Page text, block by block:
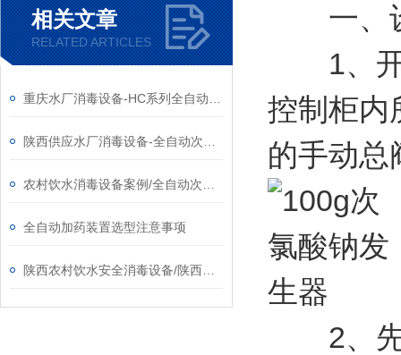
相关文章
RELATED ARTICLES
全自动加药装置选型注意事项
一、
1、开
控制柜内
的手动总
2、先